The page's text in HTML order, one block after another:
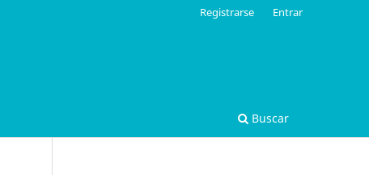
Buscar
Registrarse Entrar